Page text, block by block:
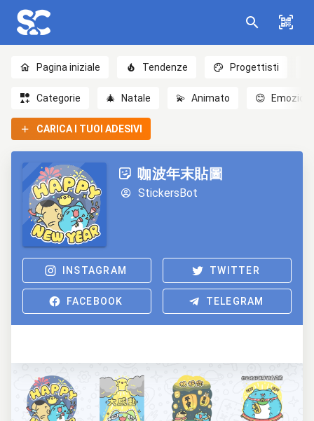
Pagina iniziale Tendenze Progettisti
Categorie 🎄 Natale 💫 Animato 😊 Emozioni
CARICA I TUOI ADESIVI
咖波年末貼圖
StickersBot
INSTAGRAM TWITTER
FACEBOOK TELEGRAM